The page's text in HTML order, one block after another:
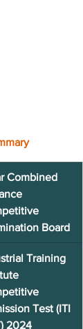
Combined
Board
Training
Test (ITI
2024